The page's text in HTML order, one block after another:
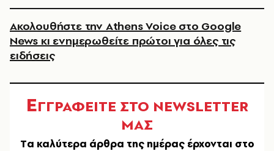
Ακολουθήστε την Athens Voice στο Google
News κι ενημερωθείτε πρώτοι για όλες τις
ειδήσεις
ΕΓΓΡΑΦΕΙΤΕ ΣΤΟ NEWSLETTER
ΜΑΣ
Tα καλύτερα άρθρα της ημέρας έρχονται στο